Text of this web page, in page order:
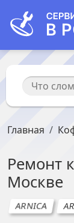
Главная
Ремонт
Москве
ARNICA